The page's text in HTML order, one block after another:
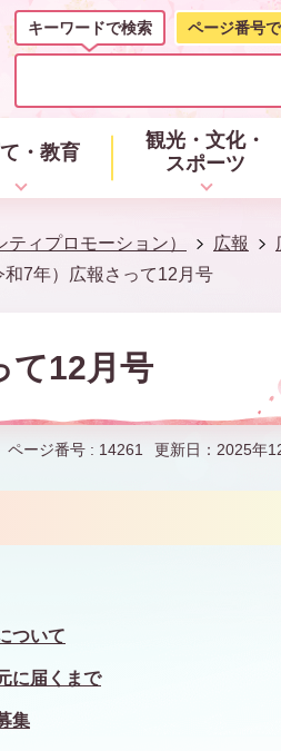
キーワードで検索 ページ番号
キ
ワ
ド
で
検
・教育
観光・文化・
スポーツ
ティプロモーション） 広報
和7年）広報さって12月号
て12月号
ページ番号 : 14261 更新日：2025年
ついて
に届くまで
集